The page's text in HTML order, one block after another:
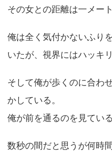
その女との距離は一メー
俺は全く気付かないふり
いたが、視界にはハッキ
そして俺が歩くのに合わ
かしている。
俺が前を通るのを見てい
数秒の間だと思うが何時